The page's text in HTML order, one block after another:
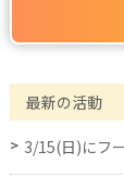
最新の活動
3/15(日)にフ